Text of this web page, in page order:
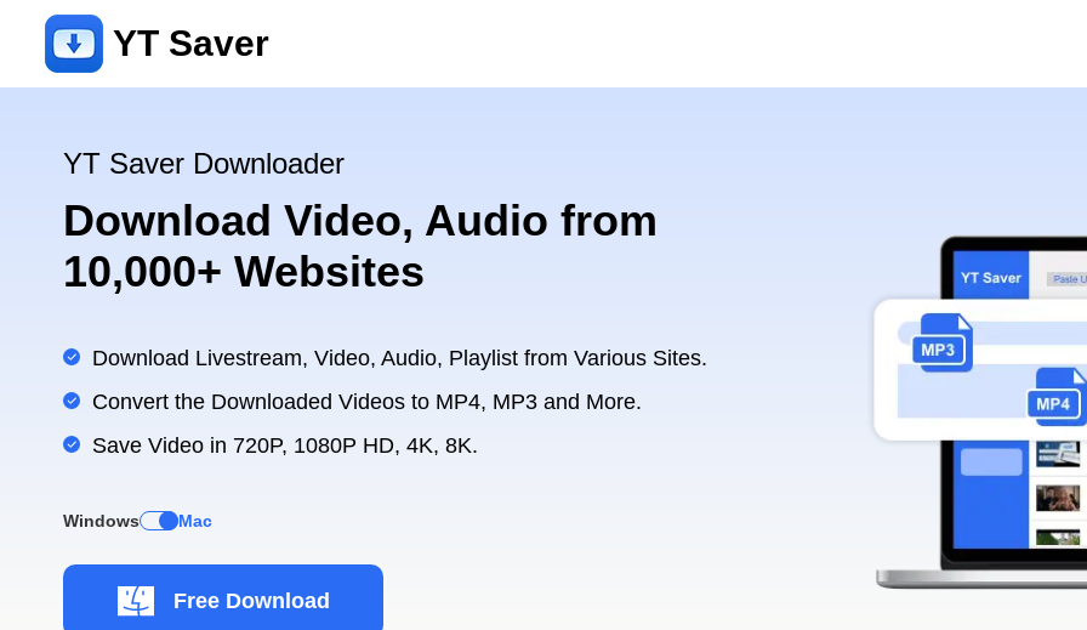
YT Saver
YT Saver Downloader
Download Video, Audio from
10,000+ Websites
Download Livestream, Video, Audio, Playlist from Various Sites.
Convert the Downloaded Videos to MP4, MP3 and More.
Save Video in 720P, 1080P HD, 4K, 8K.
Windows Mac
Free Download